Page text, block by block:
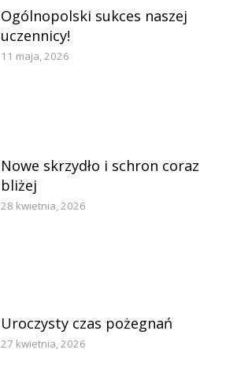
Ogólnopolski sukces naszej
uczennicy!
11 maja, 2026
Nowe skrzydło i schron coraz
bliżej
28 kwietnia, 2026
Uroczysty czas pożegnań
27 kwietnia, 2026